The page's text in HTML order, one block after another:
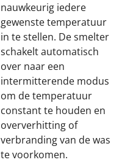
nauwkeurig iedere
gewenste temperatuur
in te stellen. De smelter
schakelt automatisch
over naar een
intermitterende modus
om de temperatuur
constant te houden en
oververhitting of
verbranding van de was
te voorkomen.